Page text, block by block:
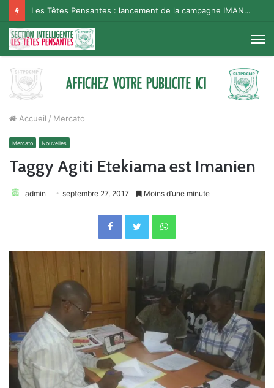
Les Têtes Pensantes : lancement de la campagne IMANA na BISO, Supporter Telema
Accueil / Mercato
Mercato Nouvelles
Taggy Agiti Etekiama est Imanien
admin septembre 27, 2017 Moins d’une minute
FacebookTwitterWhatsApp